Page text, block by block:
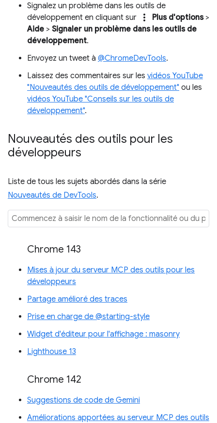
Signalez un problème dans les outils de
développement en cliquant sur
more_vert Plus d'options>
Aide > Signaler un problème dans les outils de
développement.
Envoyez un tweet à @ChromeDevTools.
Laissez des commentaires sur les vidéos YouTube
"Nouveautés des outils de développement" ou les
vidéos YouTube "Conseils sur les outils de
développement".
Nouveautés des outils pour les
développeurs
Liste de tous les sujets abordés dans la série
Nouveautés de DevTools.
Chrome 143
Mises à jour du serveur MCP des outils pour les
développeurs
Partage amélioré des traces
Prise en charge de @starting-style
Widget d'éditeur pour l'affichage : masonry
Lighthouse 13
Chrome 142
Suggestions de code de Gemini
Améliorations apportées au serveur MCP des outils